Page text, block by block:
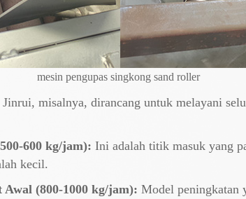
mesin pengupas singkong sand roller
misalnya, dirancang untuk melayani
600 kg/jam): Ini adalah titik masuk yang
kecil.
(800-1000 kg/jam): Model peningkatan